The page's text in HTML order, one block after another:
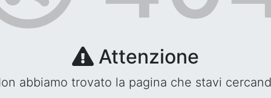
Attenzione
abbiamo trovato la pagina che stavi